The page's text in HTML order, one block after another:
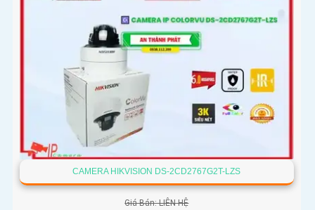
CAMERA HIKVISION DS-2CD2767G2T-LZS
Giá Bán: LIÊN HỆ